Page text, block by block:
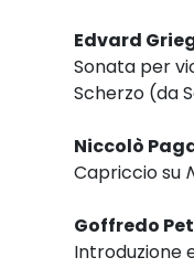
Edvard
Sonata per
Scherzo (da
Niccolò
Capriccio su
Goffredo
Introduzione